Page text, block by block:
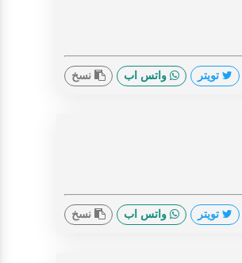
تويتر واتس اب نسخ
تويتر واتس اب نسخ